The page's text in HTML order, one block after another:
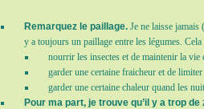
Remarquez le paillage. Je ne laisse
y a toujours un paillage entre les légumes. Cela
nourrir les insectes et de maintenir la vie
garder une certaine fraicheur et de
garder une certaine chaleur quand les
Pour ma part, je trouve qu’il y a trop